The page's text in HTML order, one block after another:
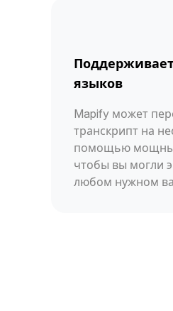
языков
Mapify может
транскрипт на
помощью
чтобы вы могли
любом нужном